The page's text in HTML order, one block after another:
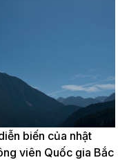
biến của nhật
viên Quốc gia Bắc